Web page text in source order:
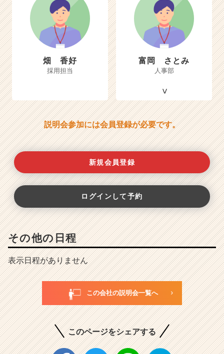
畑 香好
採用担当
富岡 さとみ
人事部
説明会参加には会員登録が必要です。
新規会員登録
ログインして予約
その他の日程
表示日程がありません
この会社の説明会一覧へ
このページをシェアする